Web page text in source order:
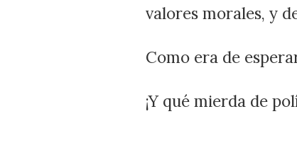
valores morales, y
Como era de
¡Y qué mierda de